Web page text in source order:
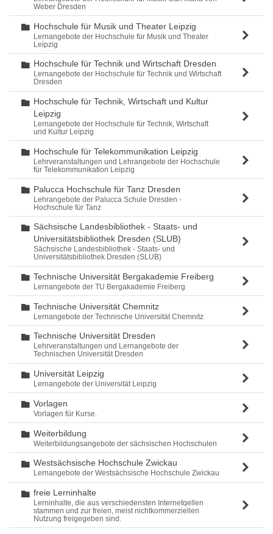
Weber Dresden
Ordner
Hochschule für Musik und Theater Leipzig
Lernangebote der Hochschule für Musik und Theater
Leipzig
Ordner
Hochschule für Technik und Wirtschaft Dresden
Lernangebote der Hochschule für Technik und Wirtschaft
Dresden
Ordner
Hochschule für Technik, Wirtschaft und Kultur
Leipzig
Lernangebote der Hochschule für Technik, Wirtschaft
und Kultur Leipzig
Ordner
Hochschule für Telekommunikation Leipzig
Lehrveranstaltungen und Lehrangebote der Hochschule
für Telekommunikation Leipzig
Ordner
Palucca Hochschule für Tanz Dresden
Lehrangebote der Palucca Schule Dresden -
Hochschule für Tanz
Ordner
Sächsische Landesbibliothek - Staats- und
Universitätsbibliothek Dresden (SLUB)
Sächsische Landesbibliothek - Staats- und
Universitätsbibliothek Dresden (SLUB)
Ordner
Technische Universität Bergakademie Freiberg
Lernangebote der TU Bergakademie Freiberg
Ordner
Technische Universität Chemnitz
Lernangebote der Technische Universität Chemnitz
Ordner
Technische Universität Dresden
Lehrveranstaltungen und Lernangebote der
Technischen Universität Dresden
Ordner
Universität Leipzig
Lernangebote der Universität Leipzig
Ordner
Vorlagen
Vorlagen für Kurse.
Ordner
Weiterbildung
Weiterbildungsangebote der sächsischen Hochschulen
Ordner
Westsächsische Hochschule Zwickau
Lernangebote der Westsächsische Hochschule Zwickau
Ordner
freie Lerninhalte
Lerninhalte, die aus verschiedensten Internetqellen
stammen und zur freien, meist nichtkommerziellen
Nutzung freigegeben sind.